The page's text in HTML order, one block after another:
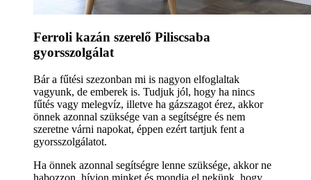
Ferroli kazán szerelő Piliscsaba
gyorsszolgálat
Bár a fűtési szezonban mi is nagyon elfoglaltak
vagyunk, de emberek is. Tudjuk jól, hogy ha nincs
fűtés vagy melegvíz, illetve ha gázszagot érez, akkor
önnek azonnal szüksége van a segítségre és nem
szeretne várni napokat, éppen ezért tartjuk fent a
gyorsszolgálatot.
Ha önnek azonnal segítségre lenne szüksége, akkor ne